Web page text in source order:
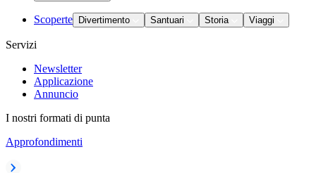
Scoperte Divertimento Santuari Storia Viaggi
Servizi
Newsletter
Applicazione
Annuncio
I nostri formati di punta
Approfondimenti